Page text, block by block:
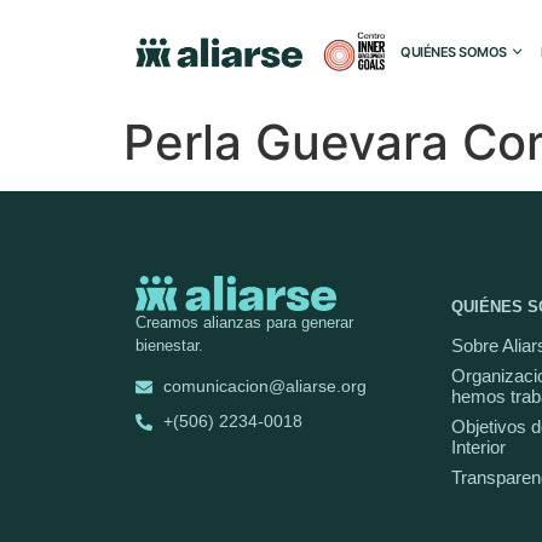
QUIÉNES SOMOS
Perla Guevara
Creamos alianzas para generar
bienestar.
comunicacion@aliarse.org
+(506) 2234-0018
QUIÉNES
Sobre
hemos
Objetivos
Interior